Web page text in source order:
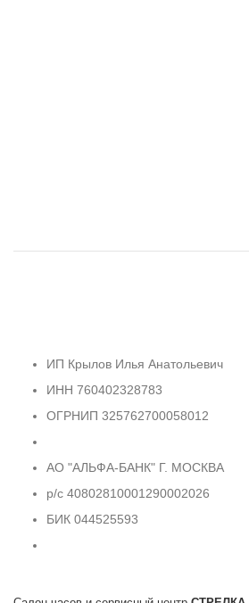
ИП Крылов Илья Анатольевич
ИНН 760402328783
ОГРНИП 325762700058012
АО "АЛЬФА-БАНК" Г. МОСКВА
р/с 40802810001290002026
БИК 044525593